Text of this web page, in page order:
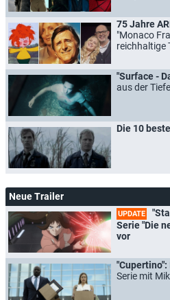
75 Jahre
"Monaco
reichhaltige
"Surface -
aus der Tiefe
Die 10
Neue Trailer
UPDATE
Serie "Die
vor
"Cupertino":
Serie mit